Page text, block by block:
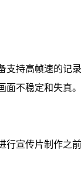
持高帧速的记
不稳定和失真。
宣传片制作之